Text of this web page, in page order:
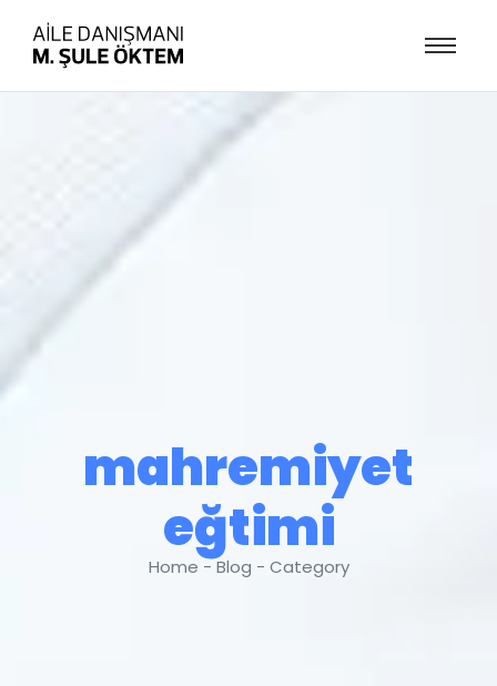
mahremiyet
eğtimi
Home - Blog - Category